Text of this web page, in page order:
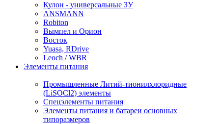
Кулон - универсальные ЗУ
ANSMANN
Robiton
Вымпел и Орион
Восток
Yuasa, RDrive
Leoch / WBR
Элементы питания
Промышленные Литий-тионилхлоридные
(LiSOCl2) элементы
Спецэлементы питания
Элементы питания и батареи основных
типоразмеров